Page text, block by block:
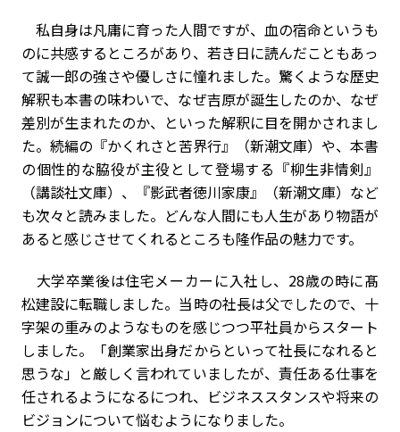
私自身は凡庸に育った人間ですが、血の宿命というも
のに共感するところがあり、若き日に読んだこともあっ
て誠一郎の強さや優しさに憧れました。驚くような歴史
解釈も本書の味わいで、なぜ吉原が誕生したのか、なぜ
差別が生まれたのか、といった解釈に目を開かされまし
た。続編の『かくれさと苦界行』（新潮文庫）や、本書
の個性的な脇役が主役として登場する『柳生非情剣』
（講談社文庫）、『影武者徳川家康』（新潮文庫）など
も次々と読みました。どんな人間にも人生があり物語が
あると感じさせてくれるところも隆作品の魅力です。
大学卒業後は住宅メーカーに入社し、 28歳の時に髙
松建設に転職しました。当時の社長は父でしたので、十
字架の重みのようなものを感じつつ平社員からスタート
しました。「創業家出身だからといって社長になれると
思うな」と厳しく言われていましたが、責任ある仕事を
任されるようになるにつれ、ビジネススタンスや将来の
ビジョンについて悩むようになりました。